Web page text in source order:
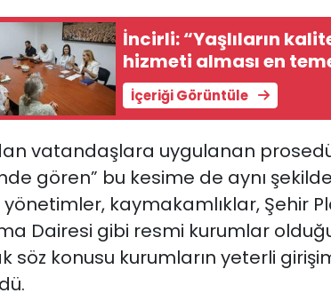
İncirli: “Yaşlıların
hizmeti alması en
İçeriği Görüntüle
vatandaşlara uygulanan
gören” bu kesime de aynı
kaymakamlıklar, Şehir
Dairesi gibi resmi kurumlar
söz konusu kurumların yeterli